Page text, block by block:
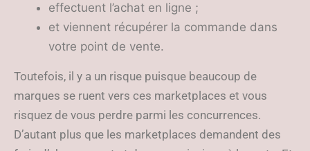
effectuent l’achat en ligne ;
et viennent récupérer la commande dans
votre point de vente.
Toutefois, il y a un risque puisque beaucoup de
marques se ruent vers ces marketplaces et vous
risquez de vous perdre parmi les concurrences.
D’autant plus que les marketplaces demandent des